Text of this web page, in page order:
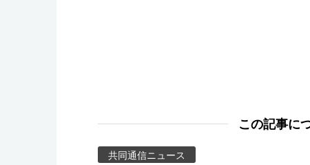
この記事に
共同通信ニュース